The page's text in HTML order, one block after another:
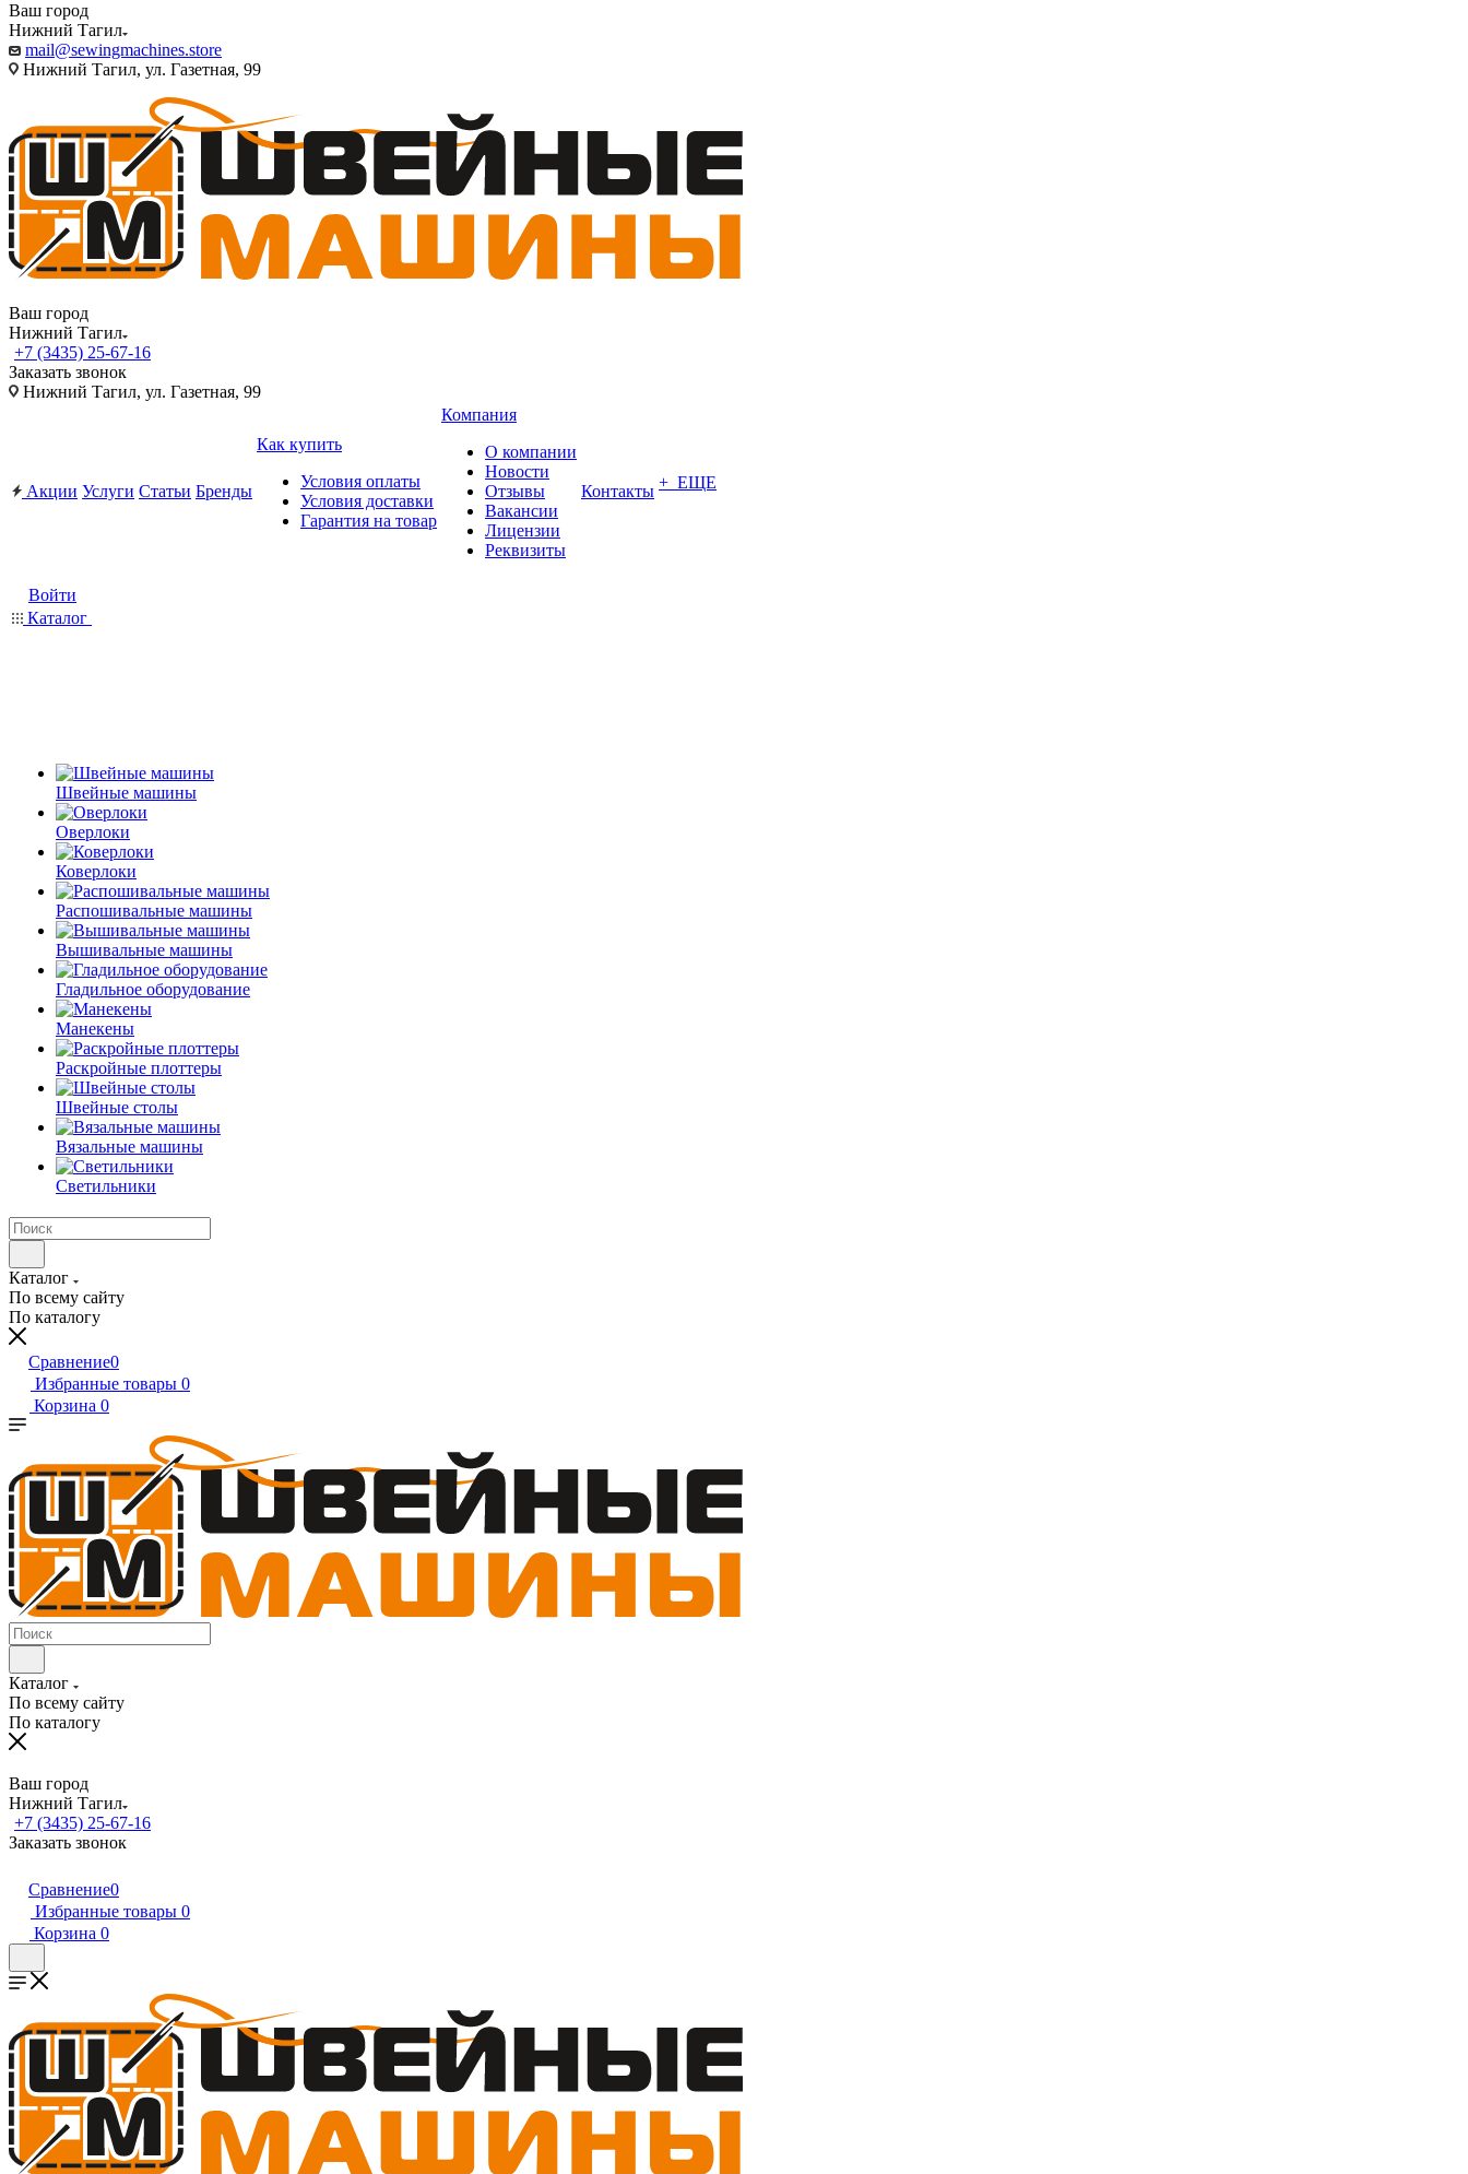
Ваш город
Нижний Тагил
mail@sewingmachines.store
Нижний Тагил, ул. Газетная, 99
Ваш город
Нижний Тагил
+7 (3435) 25-67-16
Заказать звонок
Нижний Тагил, ул. Газетная, 99
Акции Услуги Статьи Бренды
Как купить
Условия оплаты
Условия доставки
Гарантия на товар
Компания
О компании
Новости
Отзывы
Вакансии
Лицензии
Реквизиты
Контакты + ЕЩЕ
Войти
Каталог
Швейные машины
Оверлоки
Коверлоки
Распошивальные машины
Вышивальные машины
Гладильное оборудование
Манекены
Раскройные плоттеры
Швейные столы
Вязальные машины
Светильники
Каталог
По всему сайту
По каталогу
Сравнение0
Избранные товары 0
Корзина 0
Каталог
По всему сайту
По каталогу
Ваш город
Нижний Тагил
+7 (3435) 25-67-16
Заказать звонок
Сравнение0
Избранные товары 0
Корзина 0